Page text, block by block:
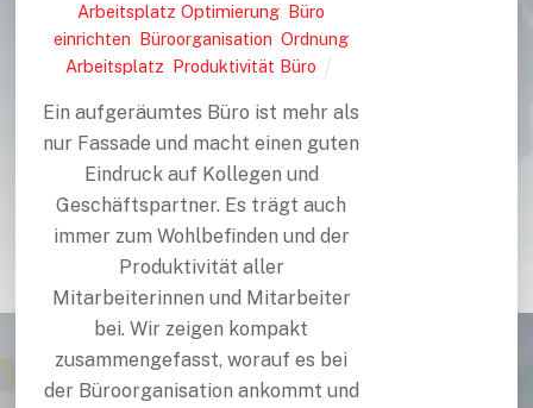
Arbeitsplatz Optimierung Büro
einrichten Büroorganisation ,Ordnung
Arbeitsplatz Produktivität Büro
Ein aufgeräumtes Büro ist mehr als
nur Fassade und macht einen guten
Eindruck auf Kollegen und
Geschäftspartner. Es trägt auch
immer zum Wohlbefinden und der
Produktivität aller
Mitarbeiterinnen und Mitarbeiter
bei. Wir zeigen kompakt
zusammengefasst, worauf es bei
der Büroorganisation ankommt und